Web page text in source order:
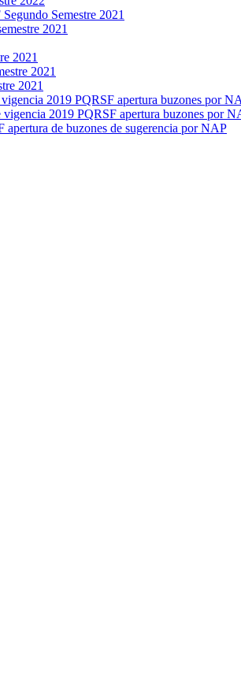
Semestre 2021
2021
2021
2021
2021
2019 PQRSF apertura buzones por
2019 PQRSF apertura buzones por
de buzones de sugerencia por NAP